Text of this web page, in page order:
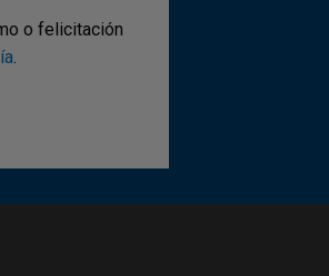
o felicitación